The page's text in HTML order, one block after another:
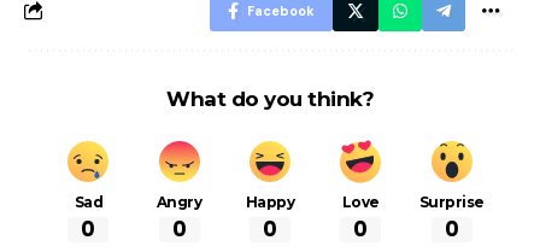
Facebook
What do you think?
Sad
0
Angry
0
Happy
0
Love
0
Surprise
0